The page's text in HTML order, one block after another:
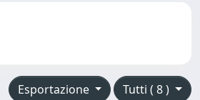
Tutti ( 8 )
Esportazione